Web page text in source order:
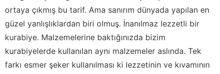
ortaya çıkmış bu tarif. Ama sanırım dünyada yapılan en
güzel yanlışlıklardan biri olmuş. İnanılmaz lezzetli bir
kurabiye. Malzemelerine baktığınızda bizim
kurabiyelerde kullanılan aynı malzemeler aslında. Tek
farkı esmer şeker kullanılması ki lezzetinin ve kıvamının